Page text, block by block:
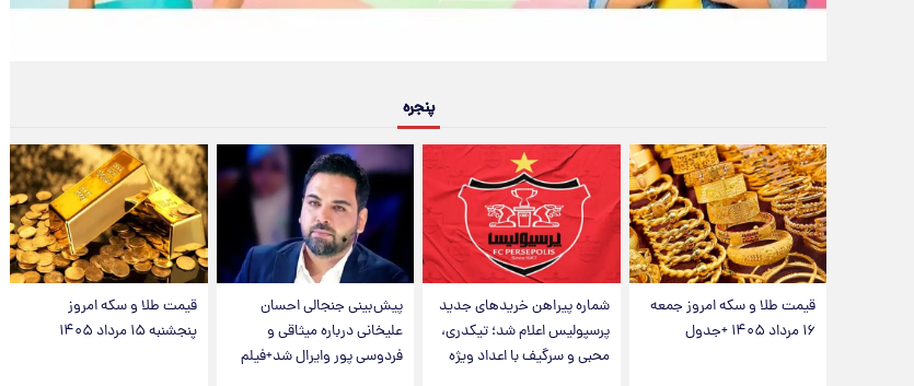
پنجره
قیمت طلا و سکه امروز جمعه
۱۶ مرداد ۱۴۰۵ +جدول
شماره پیراهن خریدهای جدید
پرسپولیس اعلام شد؛ تیکدری،
محبی و سرگیف با اعداد ویژه
پیش‌بینی جنجالی احسان
علیخانی درباره میثاقی و
فردوسی پور وایرال شد+فیلم
قیمت طلا و سکه امروز
پنجشنبه ۱۵ مرداد ۱۴۰۵